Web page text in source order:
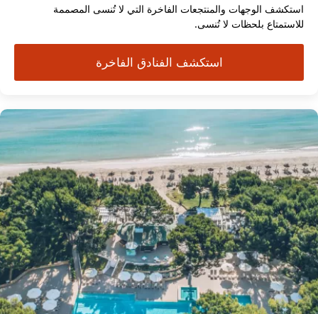
استكشف الوجهات والمنتجعات الفاخرة التي لا تُنسى المصممة
للاستمتاع بلحظات لا تُنسى.
استكشف الفنادق الفاخرة